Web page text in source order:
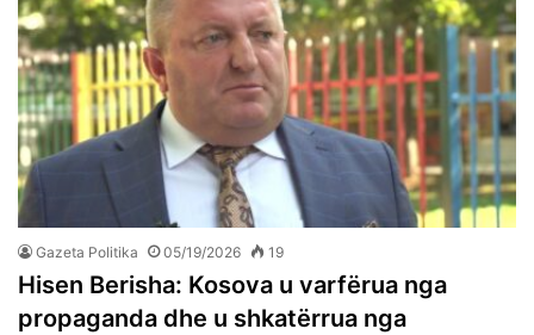
Gazeta Politika 05/19/2026 19
Hisen Berisha: Kosova u varfërua nga
propaganda dhe u shkatërrua nga